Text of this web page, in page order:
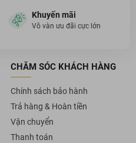
Khuyến mãi
Vô vàn ưu đãi cực lớn
CHĂM SÓC KHÁCH HÀNG
Chính sách bảo hành
Trả hàng & Hoàn tiền
Vận chuyển
Thanh toán